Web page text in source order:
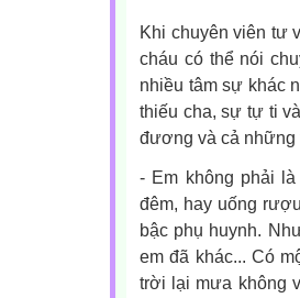
Khi chuyên viên tư
cháu có thể nói
nhiều tâm sự khác
thiếu cha, sự tự ti
đương và cả những
- Em không phải
đêm, hay uống
bậc phụ huynh.
em đã khác... Có
trời lại mưa không